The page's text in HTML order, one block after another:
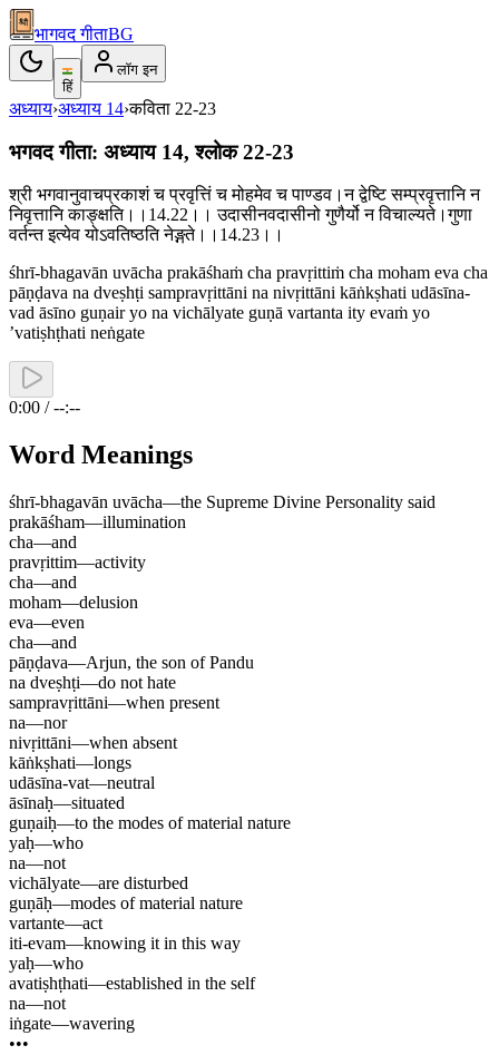
भागवद गीताBG
हिं
लॉग इन
अध्याय›अध्याय 14›कविता 22-23
भगवद गीता: अध्याय 14, श्लोक 22-23
श्री भगवानुवाचप्रकाशं च प्रवृत्तिं च मोहमेव च पाण्डव।न द्वेष्टि सम्प्रवृत्तानि न
निवृत्तानि काङ्क्षति।।14.22।। उदासीनवदासीनो गुणैर्यो न विचाल्यते।गुणा
वर्तन्त इत्येव योऽवतिष्ठति नेङ्गते।।14.23।।
śhrī-bhagavān uvācha prakāśhaṁ cha pravṛittiṁ cha moham eva cha
pāṇḍava na dveṣhṭi sampravṛittāni na nivṛittāni kāṅkṣhati udāsīna-
vad āsīno guṇair yo na vichālyate guṇā vartanta ity evaṁ yo
’vatiṣhṭhati neṅgate
0:00 / --:--
Word Meanings
śhrī-bhagavān uvācha—the Supreme Divine Personality said
prakāśham—illumination
cha—and
pravṛittim—activity
cha—and
moham—delusion
eva—even
cha—and
pāṇḍava—Arjun, the son of Pandu
na dveṣhṭi—do not hate
sampravṛittāni—when present
na—nor
nivṛittāni—when absent
kāṅkṣhati—longs
udāsīna-vat—neutral
āsīnaḥ—situated
guṇaiḥ—to the modes of material nature
yaḥ—who
na—not
vichālyate—are disturbed
guṇāḥ—modes of material nature
vartante—act
iti-evam—knowing it in this way
yaḥ—who
avatiṣhṭhati—established in the self
na—not
iṅgate—wavering
•••